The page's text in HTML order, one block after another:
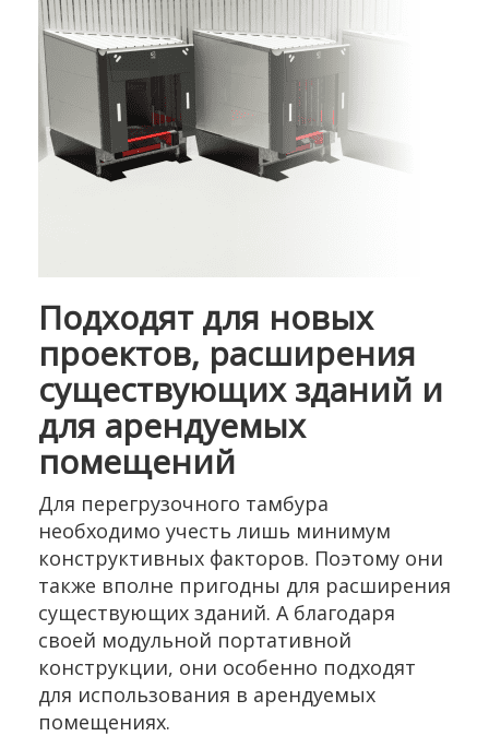
Подходят для новых
проектов, расширения
существующих зданий и
для арендуемых
помещений
Для перегрузочного тамбура
необходимо учесть лишь минимум
конструктивных факторов. Поэтому они
также вполне пригодны для расширения
существующих зданий. А благодаря
своей модульной портативной
конструкции, они особенно подходят
для использования в арендуемых
помещениях.